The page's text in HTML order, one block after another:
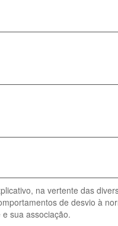
na vertente das
de desvio à
sua associação.